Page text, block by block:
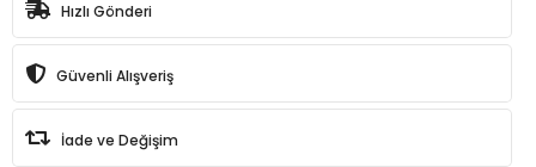
Hızlı Gönderi
Güvenli Alışveriş
İade ve Değişim